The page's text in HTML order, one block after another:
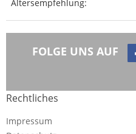
Altersempfehlung:
FOLGE UNS AUF
Rechtliches
Impressum